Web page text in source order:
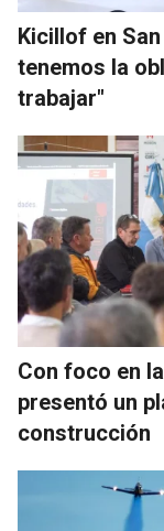
Kicillof en
tenemos la
trabajar"
Con foco en
presentó un
construcción